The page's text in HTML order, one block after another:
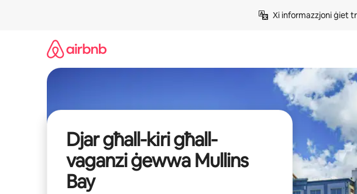
Xi informazzjoni ġiet
Djar għall-kiri għall-
vaganzi ġewwa Mullins
Bay